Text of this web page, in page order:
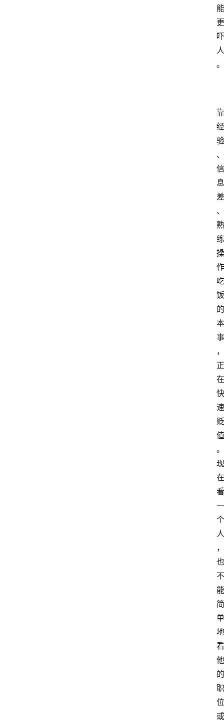
能
更
吓
人
。
靠
经
验
、
信
息
差
、
熟
练
操
作
吃
饭
的
本
事
，
正
在
快
速
贬
值
。
现
在
看
一
个
人
，
也
不
能
简
单
地
看
他
的
职
位
或